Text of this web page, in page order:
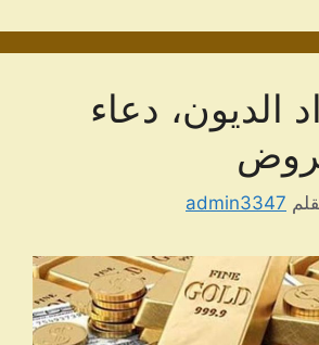
الديون، دعاء
admin3347